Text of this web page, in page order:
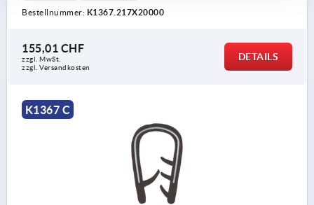
Bestellnummer: K1367.217X20000
155,01 CHF
zzgl. MwSt.
zzgl. Versandkosten
DETAILS
K1367 C